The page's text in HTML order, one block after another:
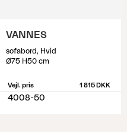
VANNES
sofabord, Hvid
Ø75 H50 cm
Vejl. pris 1 815 DKK
4008-50